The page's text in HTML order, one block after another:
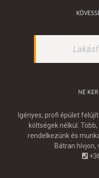
NE
Igényes, profi épület
költségek nélkül.
rendelkezünk és
Bátran